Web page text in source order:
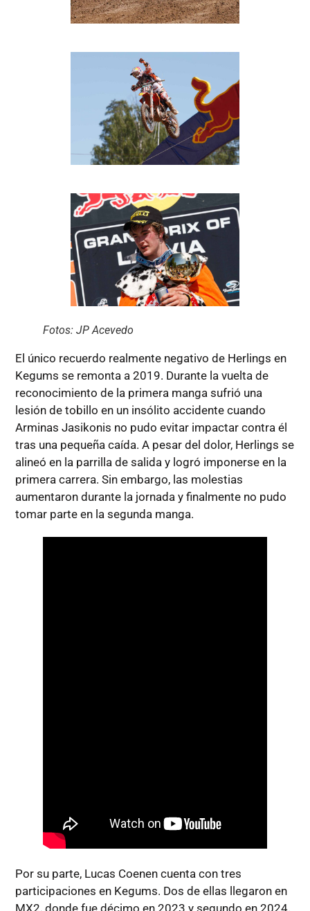
Fotos: JP Acevedo
El único recuerdo realmente negativo de Herlings en
Kegums se remonta a 2019. Durante la vuelta de
reconocimiento de la primera manga sufrió una
lesión de tobillo en un insólito accidente cuando
Arminas Jasikonis no pudo evitar impactar contra él
tras una pequeña caída. A pesar del dolor, Herlings se
alineó en la parrilla de salida y logró imponerse en la
primera carrera. Sin embargo, las molestias
aumentaron durante la jornada y finalmente no pudo
tomar parte en la segunda manga.
Por su parte, Lucas Coenen cuenta con tres
participaciones en Kegums. Dos de ellas llegaron en